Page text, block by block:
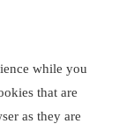
while you
that are
as they are